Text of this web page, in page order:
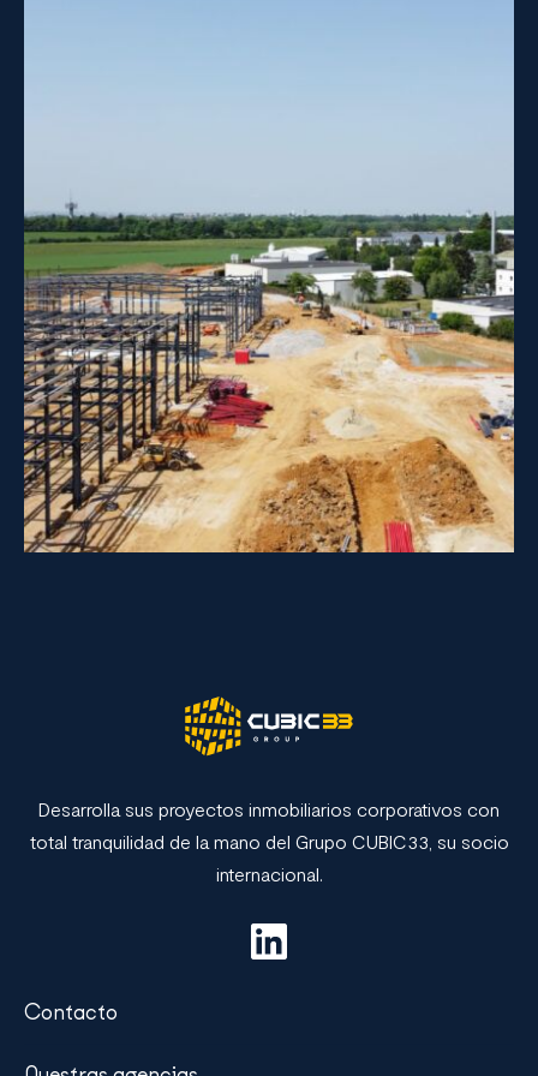
Desarrolla sus proyectos inmobiliarios corporativos con
total tranquilidad de la mano del Grupo CUBIC33, su socio
internacional.
Contacto